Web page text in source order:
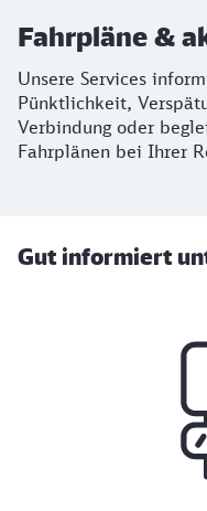
Fahrpläne &
Unsere Services
Pünktlichkeit,
Verbindung oder
Fahrplänen bei Ihrer
Gut informiert